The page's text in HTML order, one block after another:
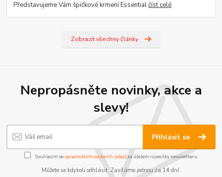
Představujeme Vám špičkové krmení Essentialčíst celé
Zobrazit všechny články
Nepropásněte novinky, akce a
slevy!
Přihlásit se
Souhlasím se zpracováním osobních údajůza účelem rozesílky newsletteru.
Můžete se kdykoli odhlásit. Zasíláme jednou za 14 dní.